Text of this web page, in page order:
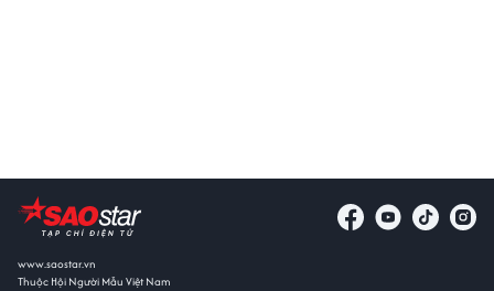
www.saostar.vn
Thuộc Hội Người Mẫu Việt Nam